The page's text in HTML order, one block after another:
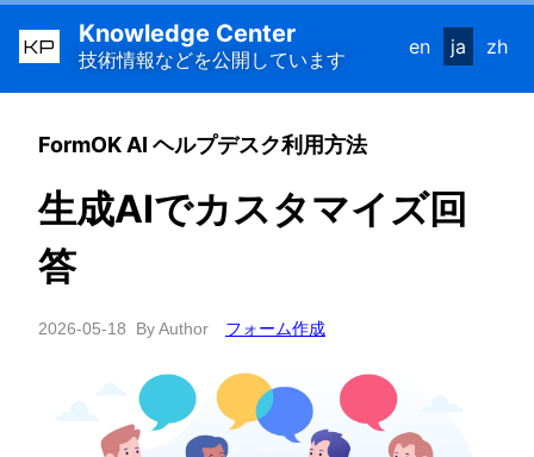
KP Knowledge Center
技術情報などを公開しています
en ja zh
FormOK AI ヘルプデスク利用方法
生成AIでカスタマイズ回
答
2026-05-18 By Author フォーム作成